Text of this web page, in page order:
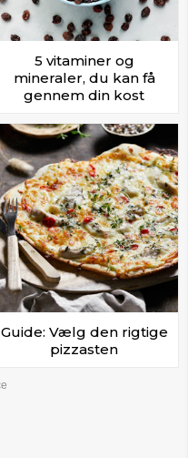
5 vitaminer og
mineraler, du kan få
gennem din kost
Guide: Vælg den rigtige
pizzasten